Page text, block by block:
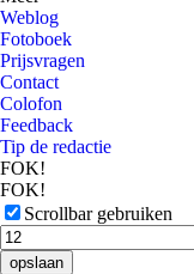
Weblog
Fotoboek
Prijsvragen
Contact
Colofon
Feedback
Tip de redactie
FOK!
FOK!
Scrollbar gebruiken
opslaan